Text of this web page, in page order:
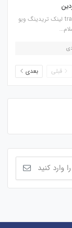
tradingview.com/u/halakoei لینک تریدینگ ویو
قبلی بعدی